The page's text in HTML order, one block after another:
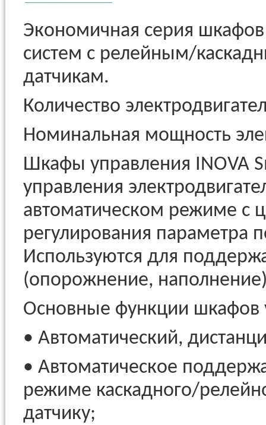
Экономичная серия
систем с релейным/
датчикам.
Количество
Номинальная мощность
Шкафы управления INOVA
управления
автоматическом режиме с
регулирования параметра
Используются для
(опорожнение,
Основные функции шкафов
• Автоматический,
• Автоматическое
режиме каскадного/
датчику;